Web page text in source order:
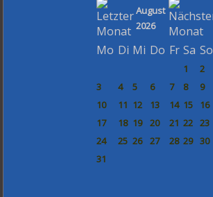
August
2026
Mo Di Mi Do Fr Sa So
1
2
3
4 5 6 7 8
9
10
11 12 13 14 15
16
17
18 19 20 21 22 23
24
25 26 27 28 29 30
31